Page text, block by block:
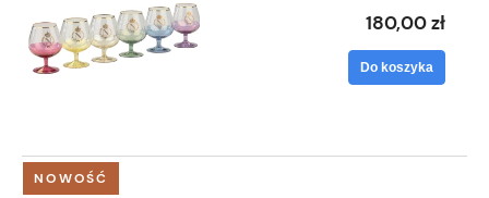
180,00 zł
Do koszyka
NOWOŚĆ